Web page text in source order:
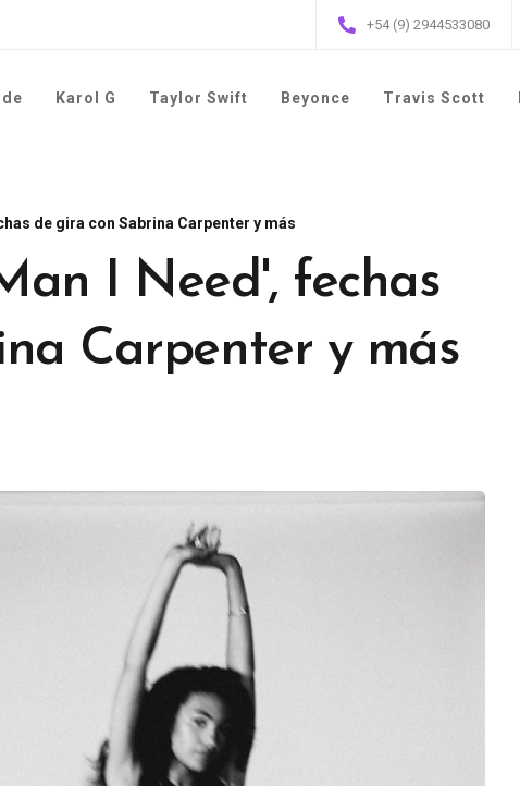
+54 (9) 2944533080
Karol G Taylor Swift Beyonce Travis Scott
de gira con Sabrina Carpenter y más
I Need', fechas
Carpenter y más